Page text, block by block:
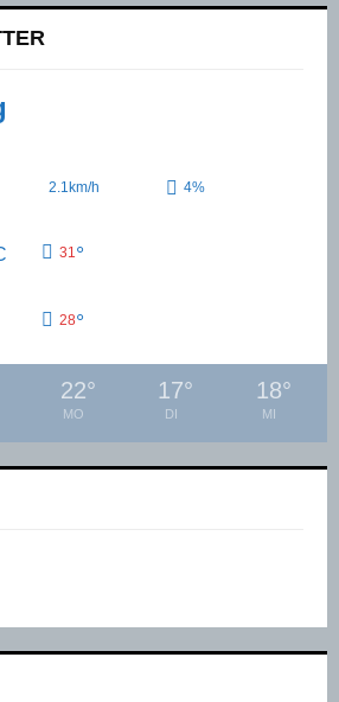
2.1km/h 4%
31°
28°
22°
MO
17°
DI
18°
MI